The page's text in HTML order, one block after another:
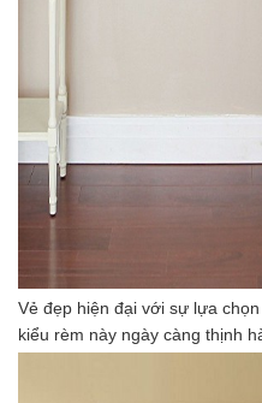
Vẻ đẹp hiện đại với sự lựa
kiểu rèm này ngày càng thịnh